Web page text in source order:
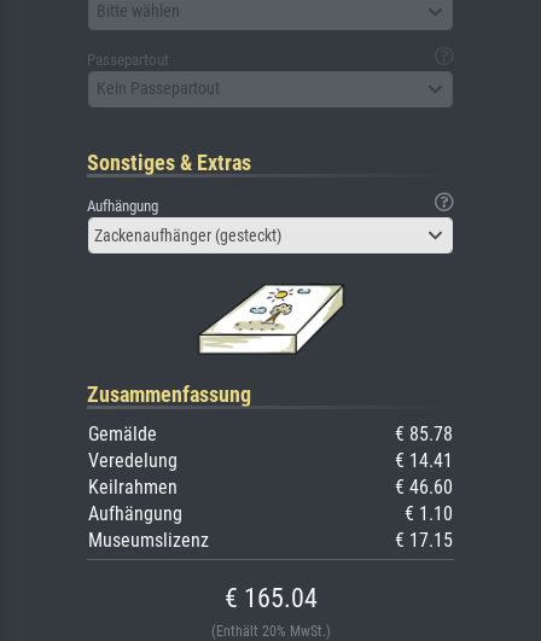
Bitte wählen
Passepartout
Kein Passepartout
Sonstiges & Extras
Aufhängung
Zackenaufhänger (gesteckt)
Zusammenfassung
Gemälde
€ 85.78
Veredelung
€ 14.41
Keilrahmen
€ 46.60
Aufhängung
€ 1.10
Museumslizenz
€ 17.15
€ 165.04
(Enthält 20% MwSt.)